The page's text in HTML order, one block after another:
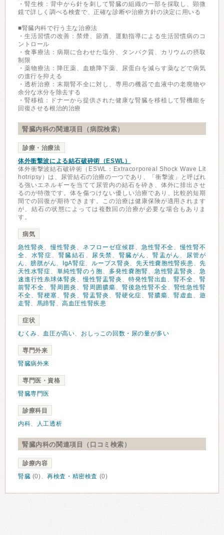
・腎生検：背中から針を刺して腎臓の組織の一部を採取し、顕微
鏡で詳しく調べる検査で、正確な診断や治療方針の決定に用いる
■腎臓内科で行う主な治療法
・生活習慣の改善：禁煙、節酒、運動指導による生活習慣病のコ
ントロール
・食事療法：病期に合わせた塩分、タンパク質、カリウムの摂取
制限
・薬物療法：降圧薬、血糖降下薬、尿蛋白を減らす薬などで病気
の進行を抑える
・透析治療：末期腎不全に対し、専用の機器で血液中の老廃物や
余分な水分を除去する
・腎移植：ドナーから提供された健康な腎臓を移植して腎機能を
回復させる根治的治療
腎臓内科の関連項目（病院検索）
診療・治療法
体外衝撃波による結石破砕術（ESWL）
体外衝撃波結石破砕術（ESWL：Extracorporeal Shock Wave Lit
hotripsy）は、尿管結石の治療の一つであり、「衝撃波」と呼ばれ
る強いエネルギーを当てて尿管内の結石を砕き、体外に排出させ
るのが特徴です。体を傷つけない優しい治療であり、比較的短期
間での回復が期待できます。この治療は健康保険が適用されます
が、結石の状態によっては複数回の治療が必要な場合もありま
す。
病気
急性腎炎 、慢性腎炎 、 ネフローゼ症候群、 急性腎不全、慢性腎不
全、 水腎症、 腎臓結石 、 尿失禁、 腎臓がん 、腎盂がん 、
尿管が
ん 、 膀胱がん、 IgA腎症、 ループス腎炎、先天性嚢胞性腎疾患 、先
天性水腎症、 単純性腎のう胞、 多発性嚢胞腎、 急性腎盂腎炎 、急
速進行性糸球体腎炎 、慢性腎盂腎炎 、 特発性腎出血 、腎不全、腎
前腎不全、 腎周囲炎 、 腎周囲膿瘍、 腎後急性腎不全、 腎性急性腎
不全、 腎梗塞、 腎炎 、 腎盂腎炎 、 腎硬化症、 腎膿瘍、腎虚血 、遊
走腎、 馬蹄腎、高血圧性腎疾患
症状
むくみ、 血圧が高い、 おしっこの回数・尿の量が多い
専門外来
腎臓病外来
専門医・資格
腎臓専門医
診療科目
内科、 人工透析
腎臓内科の関連項目（口コミ検索）
診療内容
腎臓 (0)、再検査・精密検査 (0)